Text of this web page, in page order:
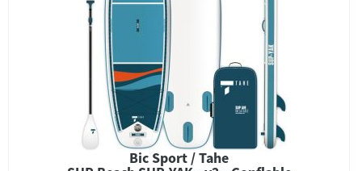
Bic Sport / Tahe